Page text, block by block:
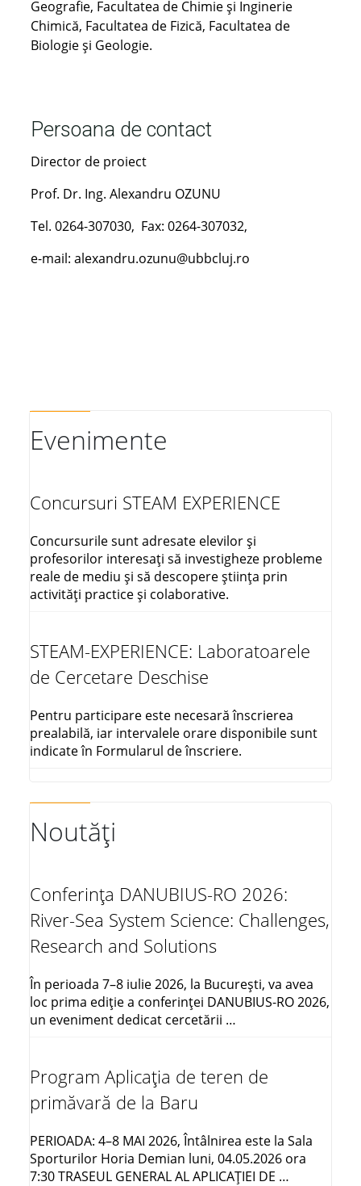
Geografie, Facultatea de Chimie şi Inginerie
Chimică, Facultatea de Fizică, Facultatea de
Biologie şi Geologie.
Persoana de contact
Director de proiect
Prof. Dr. Ing. Alexandru OZUNU
Tel. 0264-307030, Fax: 0264-307032,
e-mail: alexandru.ozunu@ubbcluj.ro
Evenimente
Concursuri STEAM EXPERIENCE
Concursurile sunt adresate elevilor și
profesorilor interesați să investigheze probleme
reale de mediu și să descopere știința prin
activități practice și colaborative.
STEAM-EXPERIENCE: Laboratoarele
de Cercetare Deschise
Pentru participare este necesară înscrierea
prealabilă, iar intervalele orare disponibile sunt
indicate în Formularul de înscriere.
Noutăți
Conferința DANUBIUS-RO 2026:
River-Sea System Science: Challenges,
Research and Solutions
În perioada 7–8 iulie 2026, la București, va avea
loc prima ediție a conferinței DANUBIUS-RO 2026,
un eveniment dedicat cercetării …
Program Aplicația de teren de
primăvară de la Baru
PERIOADA: 4–8 MAI 2026, Întâlnirea este la Sala
Sporturilor Horia Demian luni, 04.05.2026 ora
7:30 TRASEUL GENERAL AL APLICAŢIEI DE …